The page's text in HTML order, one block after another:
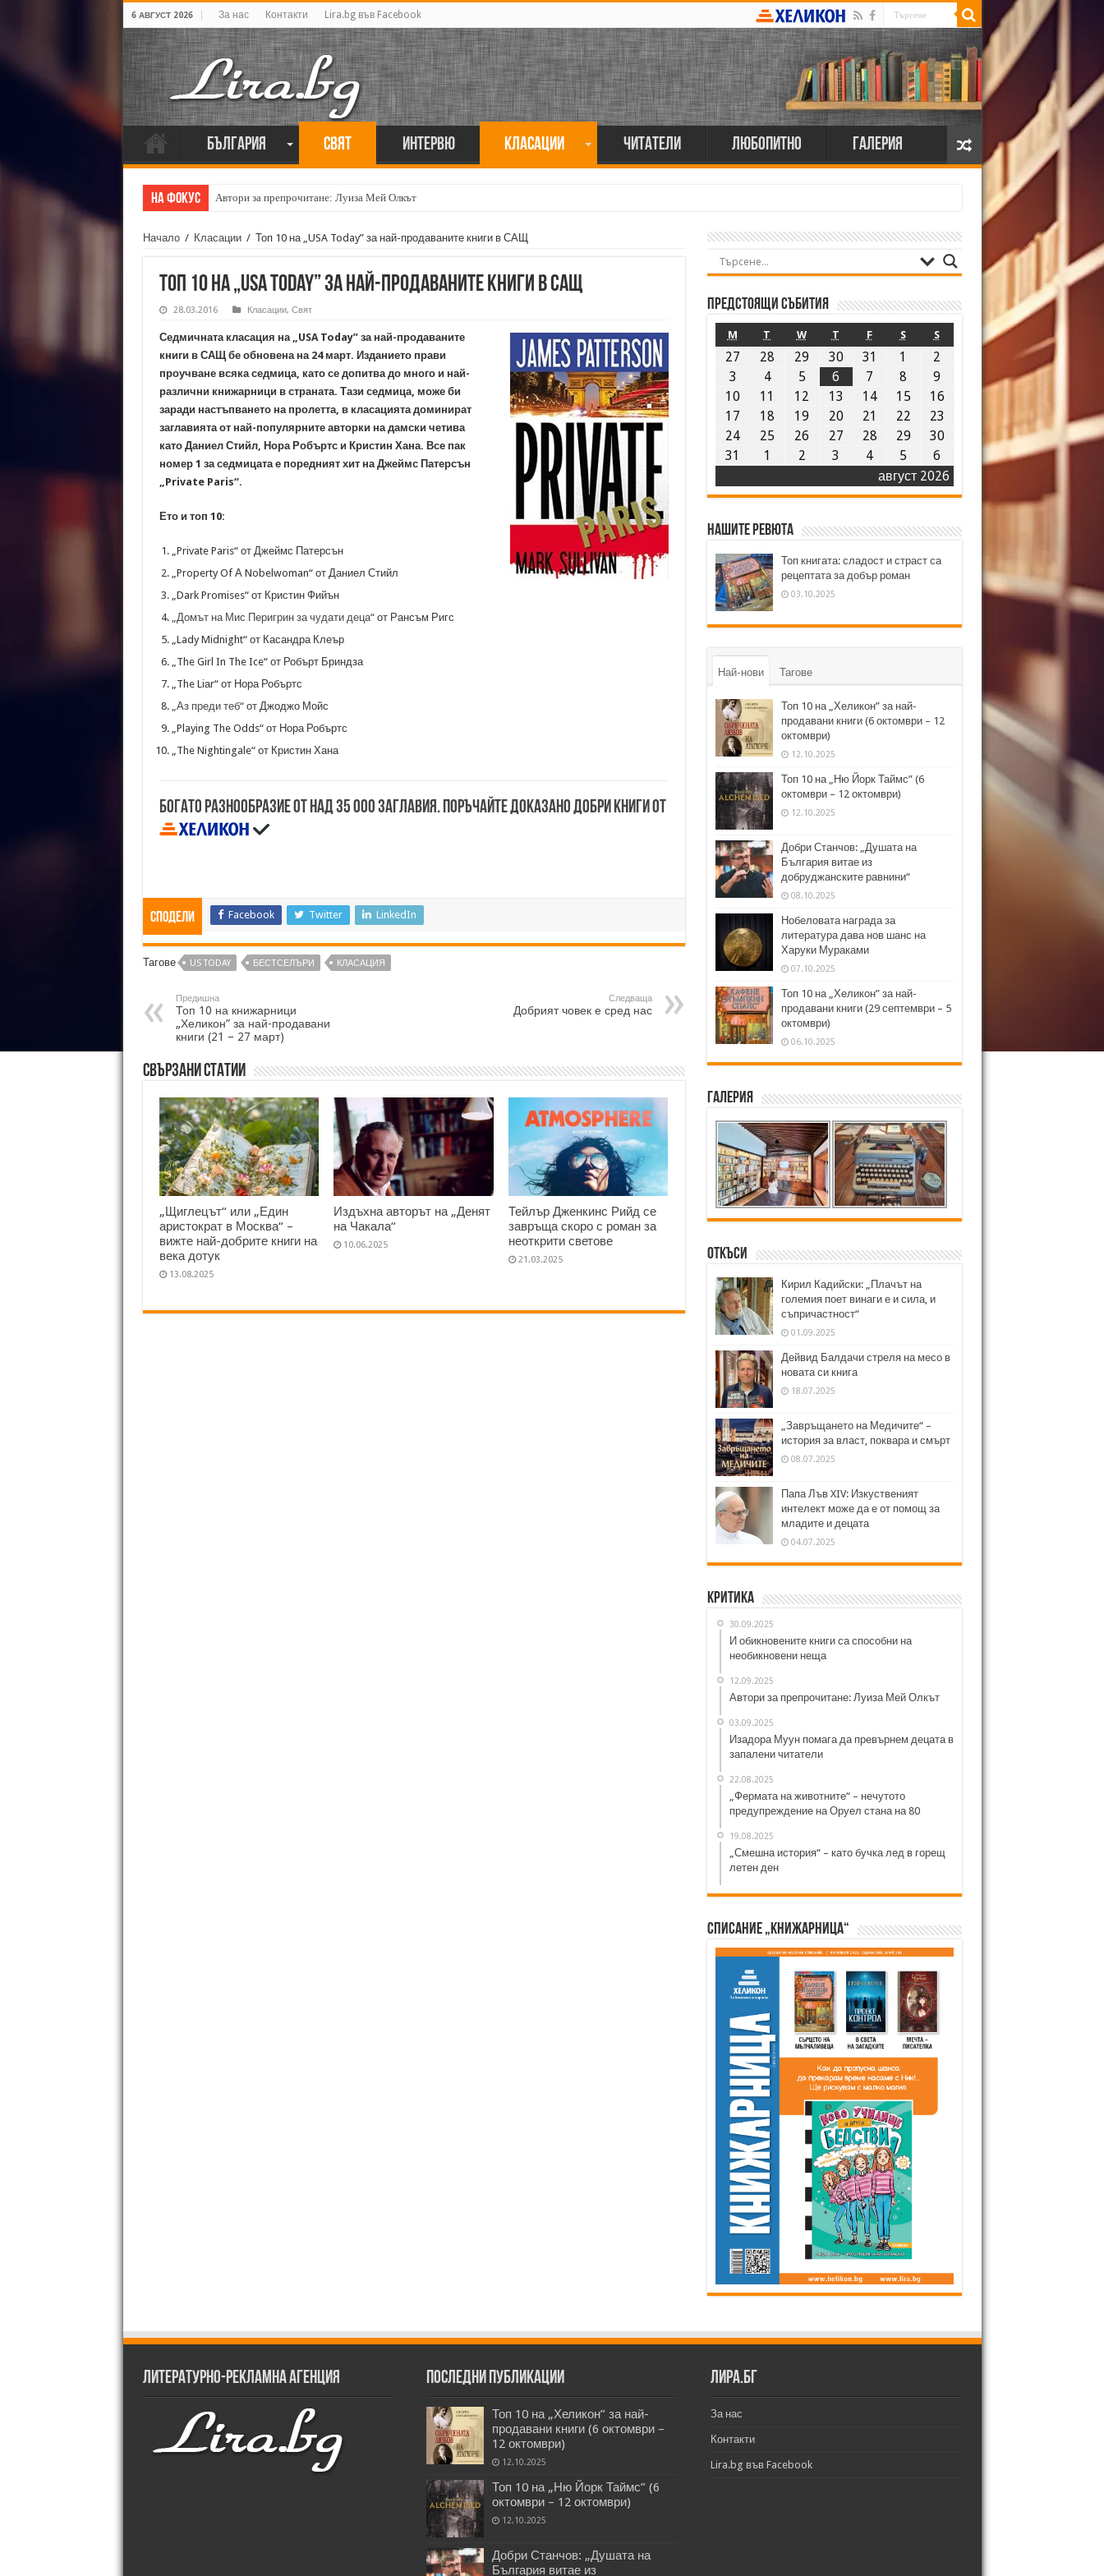
6 АВГУСТ 2026 За нас Контакти Lira.bg във Facebook
България Свят Интервю Класации Читатели Любопитно Галерия
На фокус Автори за препрочитане: Луиза Мей Олкът
Начало / Класации / Топ 10 на „USA Today” за най-продаваните книги в САЩ
Топ 10 на „USA Today” за най-продаваните книги в САЩ
28.03.2016 Класации, Свят
Седмичната класация на „USA Today” за най-продаваните
книги в САЩ бе обновена на 24 март. Изданието прави
проучване всяка седмица, като се допитва до много и най-
различни книжарници в страната. Тази седмица, може би
заради настъпването на пролетта, в класацията доминират
заглавията от най-популярните авторки на дамски четива
като Даниел Стийл, Нора Робъртс и Кристин Хана. Все пак
номер 1 за седмицата е поредният хитна Джеймс Патерсън
„Private Paris“.
Ето и топ 10:
„Private Paris“ от Джеймс Патерсън
„Property Of А Nobelwoman“ от Даниел Стийл
„Dark Promises“ от Кристин Фийън
„Домът на Мис Перигрин за чудати деца“от Рансъм Ригс
„Lady Midnight“ от Касандра Клеър
„The Girl In The Ice“ от Робърт Бриндза
„The Liаr“ от Нора Робъртс
„Аз преди теб“ от Джоджо Мойс
„Playing The Odds“ от Нора Робъртс
„The Nightingale“ от Кристин Хана
Богато разнообразие от над 35 000 заглавия. Поръчайте доказано добри книги от
Сподели Facebook Twitter LinkedIn
Тагове US TODAY БЕСТСЕЛЪРИ КЛАСАЦИЯ
Предишна
Топ 10 на книжарници
„Хеликон” за най-продавани
книги (21 – 27 март)
Следваща
Добрият човек е сред нас
Свързани статии
„Щиглецът“ или „Един
аристократ в Москва“ –
вижте най-добрите книги на
века дотук
13.08.2025
Издъхна авторът на „Денят
на Чакала“
10.06.2025
Тейлър Дженкинс Рийд се
завръща скоро с роман за
неоткрити светове
21.03.2025
Предстоящи събития
август 2026
M T W T F S S
27 28 29 30 31 1
2
3
4 5 6 7 8
9
10
11 12 13 14 15
16
17
18 19 20 21 22
23
24
25 26 27 28 29
30
31
1 2 3 4 5 6
Нашите ревюта
Топ книгата: сладост и страст са
рецептата за добър роман
03.10.2025
Най-нови Тагове
Топ 10 на „Хеликон” за най-
продавани книги (6 октомври – 12
октомври)
12.10.2025
Топ 10 на „Ню Йорк Таймс” (6
октомври – 12 октомври)
12.10.2025
Добри Станчов: „Душата на
България витае из
добруджанските равнини“
08.10.2025
Нобеловата награда за
литература дава нов шанс на
Харуки Мураками
07.10.2025
Топ 10 на „Хеликон” за най-
продавани книги (29 септември – 5
октомври)
06.10.2025
Галерия
Откъси
Кирил Кадийски: „Плачът на
големия поет винаги е и сила, и
съпричастност“
01.09.2025
Дейвид Балдачи стреля на месо в
новата си книга
18.07.2025
„Завръщането на Медичите“ –
история за власт, поквара и смърт
08.07.2025
Папа Лъв XIV: Изкуственият
интелект може да е от помощ за
младите и децата
04.07.2025
Критика
30.09.2025
И обикновените книги са способни на
необикновени неща
12.09.2025
Автори за препрочитане: Луиза Мей Олкът
03.09.2025
Изадора Муун помага да превърнем децата в
запалени читатели
22.08.2025
„Фермата на животните“ – нечутото
предупреждение на Оруел стана на 80
19.08.2025
„Смешна история“ – като бучка лед в горещ
летен ден
Списание „Книжарница“
Литературно-рекламна агенция Последни публикации
Топ 10 на „Хеликон” за най-
продавани книги (6 октомври –
12 октомври)
12.10.2025
Топ 10 на „Ню Йорк Таймс” (6
октомври – 12 октомври)
12.10.2025
Добри Станчов: „Душата на
България витае из
Лира.бг
За нас
Контакти
Lira.bg във Facebook